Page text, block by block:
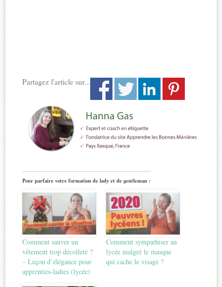
Partagez l'article sur...
Pour parfaire votre formation de lady et de gentleman :
Comment sauver un
vêtement trop décolleté ?
– Leçon d’élégance pour
apprenties-ladies (lycée)
Comment sympathiser au
lycée malgré le masque
qui cache le visage ?